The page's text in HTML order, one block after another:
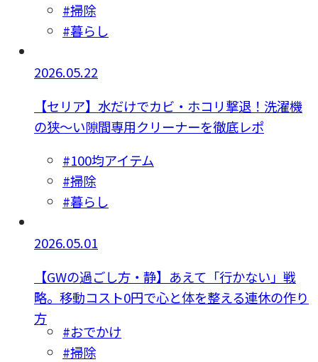
#掃除
#暮らし
2026.05.22
【セリア】水だけでカビ・ホコリ撃退！洗濯機
の狭～い隙間専用クリーナーを徹底レポ
#100均アイテム
#掃除
#暮らし
2026.05.01
【GWの過ごし方・静】あえて「行かない」戦
略。移動コスト0円で心と体を整える連休の作り
方
#おでかけ
#掃除